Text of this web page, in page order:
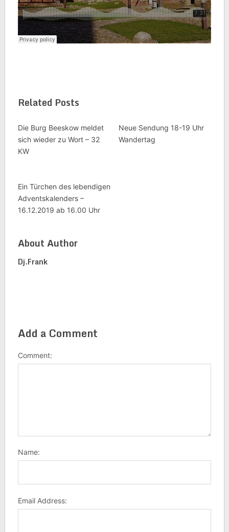
Related Posts
Die Burg Beeskow meldet
sich wieder zu Wort – 32
KW
Neue Sendung 18-19 Uhr
Wandertag
Ein Türchen des lebendigen
Adventskalenders –
16.12.2019 ab 16.00 Uhr
About Author
Dj.frank
Add a Comment
Comment:
Name:
Email Address: